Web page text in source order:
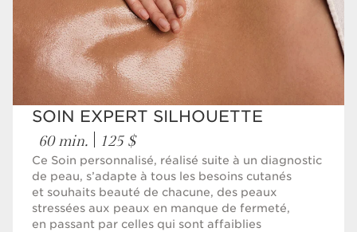
SOIN EXPERT SILHOUETTE
60 min. 125 $
Ce Soin personnalisé, réalisé suite à un diagnostic
de peau, s’adapte à tous les besoins cutanés
et souhaits beauté de chacune, des peaux
stressées aux peaux en manque de fermeté,
en passant par celles qui sont affaiblies